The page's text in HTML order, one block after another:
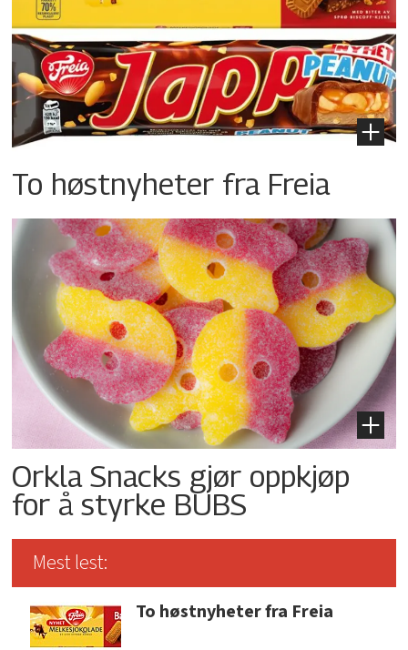
To høstnyheter fra Freia
Orkla Snacks gjør oppkjøp
for å styrke BUBS
Mest lest:
To høstnyheter fra Freia